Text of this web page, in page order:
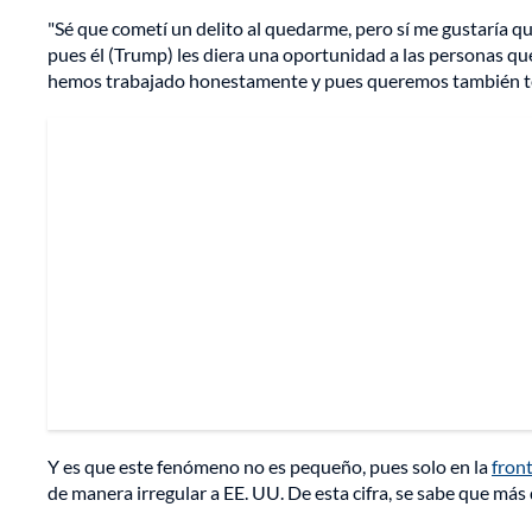
"Sé que cometí un delito al quedarme, pero sí me gustaría
pues él (Trump) les diera una oportunidad a las personas
hemos trabajado honestamente y pues queremos
Y es que este fenómeno no es pequeño, pues solo en la
de manera irregular a EE. UU. De esta cifra, se sabe que